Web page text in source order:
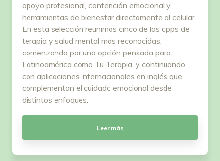
apoyo profesional, contención emocional y
herramientas de bienestar directamente al celular.
En esta selección reunimos cinco de las apps de
terapia y salud mental más reconocidas,
comenzando por una opción pensada para
Latinoamérica como Tu Terapia, y continuando
con aplicaciones internacionales en inglés que
complementan el cuidado emocional desde
distintos enfoques.
Leer más